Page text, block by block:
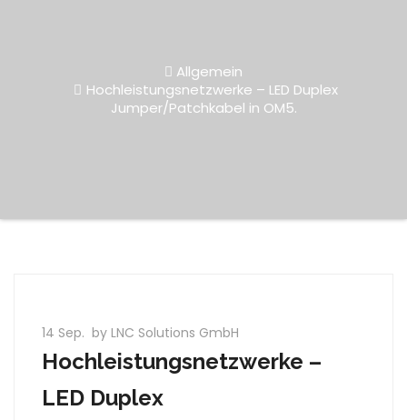
Allgemein
Hochleistungsnetzwerke – LED Duplex
Jumper/Patchkabel in OM5.
14 Sep. by LNC Solutions GmbH
Hochleistungsnetzwerke –
LED Duplex